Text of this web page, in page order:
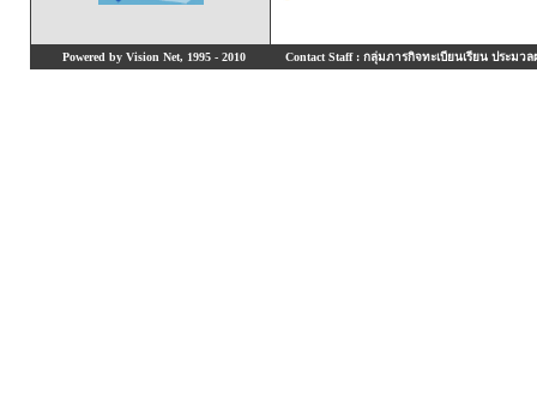
Powered by Vision Net, 1995 - 2010 Contact Staff : กลุ่มภารกิจทะเบียนเรียน ประมวล